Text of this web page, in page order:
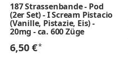
187 Strassenbande - Pod
(2er Set) - I Scream Pistacio
(Vanille, Pistazie, Eis) -
20mg - ca. 600 Züge
6,50 €*